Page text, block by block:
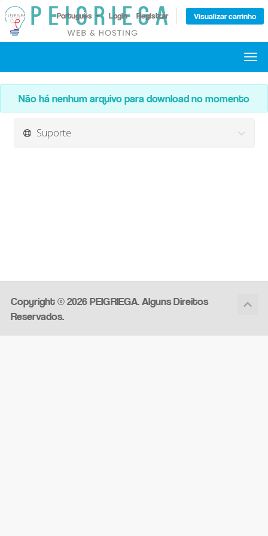
Português Login Registrar Visualizar carrinho
Não há nenhum arquivo para download no momento
Suporte
Copyright © 2026 PEIGRIEGA. Alguns Direitos
Reservados.